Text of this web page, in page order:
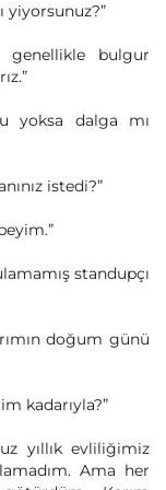
yiyorsunuz?”
genellikle bulgur
yoksa dalga mı
istedi?”
standupçı
doğum günü
kadarıyla?”
yıllık evliliğimiz
Ama her